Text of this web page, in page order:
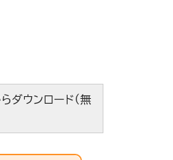
ダウンロード（無